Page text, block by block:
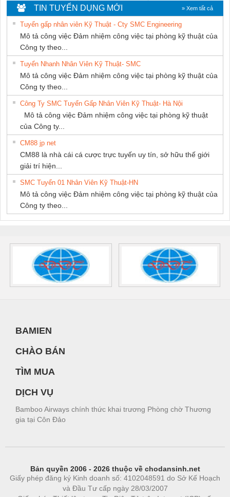
DỊCH VỤ KỸ
THUẬT ĐIỆN CƠ
GIA HƯNG PHÁT
DONG THANH
CÁP ĐIỆN
THƯỢNG ĐÌNH
TIN TUYỂN DỤNG MỚI » Xem tất cả
Tuyển gấp nhân viên Kỹ Thuật - Cty SMC Engineering
Mô tả công việc Đảm nhiệm công việc tại phòng kỹ thuật của
Công ty theo...
Tuyển Nhanh Nhân Viên Kỹ Thuật- SMC
Mô tả công việc Đảm nhiệm công việc tại phòng kỹ thuật của
Công ty theo...
Công Ty SMC Tuyển Gấp Nhân Viên Kỹ Thuật- Hà Nội
Mô tả công việc Đảm nhiệm công việc tại phòng kỹ thuật
của Công ty...
CM88 jp net
CM88 là nhà cái cá cược trực tuyến uy tín, sở hữu thế giới
giải trí hiện...
SMC Tuyển 01 Nhân Viên Kỹ Thuật-HN
Mô tả công việc Đảm nhiệm công việc tại phòng kỹ thuật của
Công ty theo...
BAMIEN
CHÀO BÁN
TÌM MUA
DỊCH VỤ
Bamboo Airways chính thức khai trương Phòng chờ Thương
gia tại Côn Đảo
Bản quyền 2006 - 2026 thuộc về chodansinh.net
Giấy phép đăng ký Kinh doanh số: 4102048591 do Sở Kế Hoạch
và Đầu Tư cấp ngày 28/03/2007